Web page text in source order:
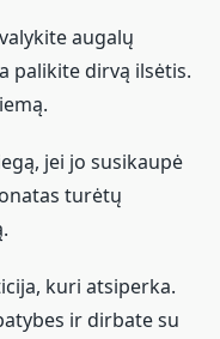
augalų
palikite dirvą ilsėtis.
jei jo susikaupė
turėtų
kuri atsiperka.
ir dirbate su